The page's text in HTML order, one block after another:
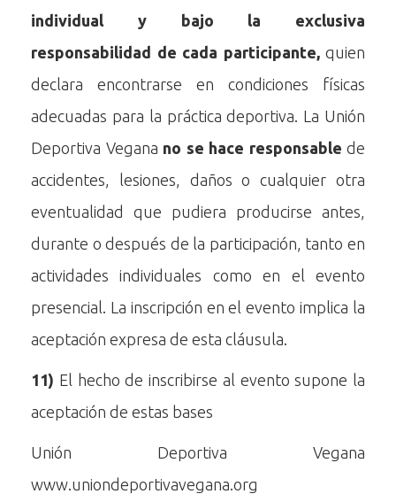
individual y bajo la exclusiva
responsabilidad de cada participante,quien
declara encontrarse en condiciones físicas
adecuadas para la práctica deportiva. La Unión
Deportiva Vegana no se hace responsable de
accidentes, lesiones, daños o cualquier otra
eventualidad que pudiera producirse antes,
durante o después de la participación, tanto en
actividades individuales como en el evento
presencial. La inscripción en el evento implica la
aceptación expresa de esta cláusula.
11) El hecho de inscribirse al evento supone la
aceptación de estas bases
Unión Deportiva Vegana
www.uniondeportivavegana.org